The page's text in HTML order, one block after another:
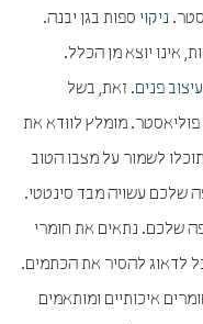
ניקוי ספות בגן יבנה.
אינו יוצא מן הכלל.
עיצוב פנים. זאת, בשל
פוליאסטר. מומלץ לוודא את
לשמור על מצבו הטוב
שלכם עשויה מבד סינטטי.
שלכם. נתאים את חומרי
לדאוג להסיר את הכתמים.
איכותיים ומותאמים